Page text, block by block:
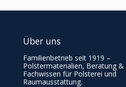
Über uns
Familienbetrieb seit 1919 –
Polstermaterialien, Beratung &
Fachwissen für Polsterei und
Raumausstattung.